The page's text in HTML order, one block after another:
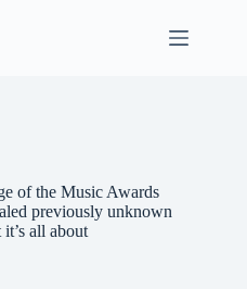
of the Music Awards
previously unknown
it’s all about